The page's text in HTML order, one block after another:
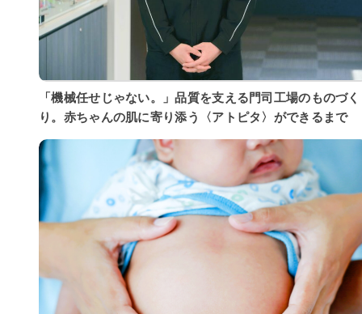
「機械任せじゃない。」品質を支える門司工場のものづく
り。赤ちゃんの肌に寄り添う〈アトピタ〉ができるまで